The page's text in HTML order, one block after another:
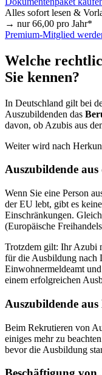
Alles sofort lesen &
→ nur66,00 pro Jahr*
Premium-Mitglied
Welche
Sie kennen?
In Deutschland gilt bei
Auszubildenden das
davon, ob Azubis aus
Weiter wird nach
Auszubildende
Wenn Sie eine Person
der EU lebt, gibt es
Einschränkungen.
(Europäische
Trotzdem gilt: Ihr Azubi
für die Ausbildung nach
Einwohnermeldeamt
einem erfolgreichen
Auszubildende
Beim Rekrutieren von
einiges mehr zu
bevor die Ausbildung